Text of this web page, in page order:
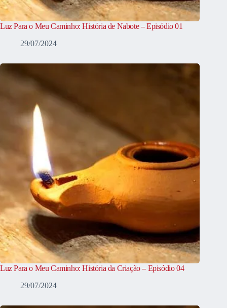
Luz Para o Meu Caminho: História de Nabote – Episódio 01
29/07/2024
Luz Para o Meu Caminho: História da Criação – Episódio 04
29/07/2024